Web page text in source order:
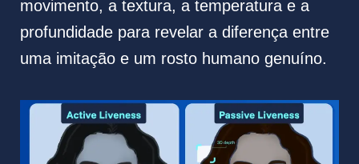
movimento, a textura, a temperatura e a
profundidade para revelar a diferença entre
uma imitação e um rosto humano genuíno.